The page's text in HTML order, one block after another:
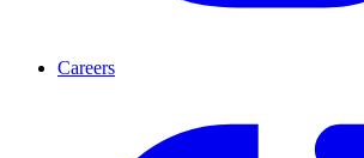
Careers